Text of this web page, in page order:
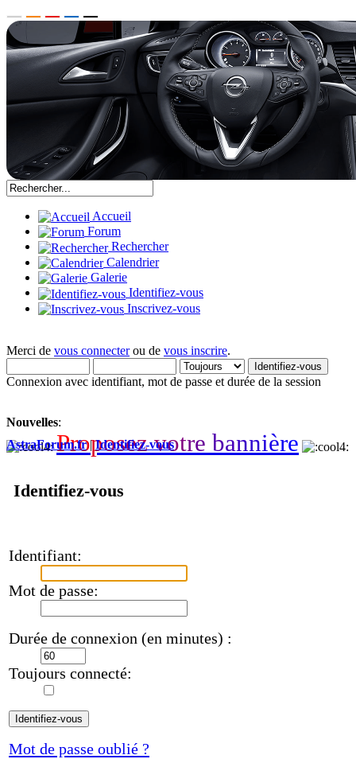
Accueil
Forum
Rechercher
Calendrier
Galerie
Identifiez-vous
Inscrivez-vous
Merci de vous connecterou de vous inscrire.
Connexion avec identifiant, mot de passe et durée de la session
Nouvelles:
Proposez votre bannière
AstraForum.fr|Identifiez-vous
Identifiez-vous
Identifiant:
Mot de passe:
Durée de connexion (en minutes) :
Toujours connecté:
Mot de passe oublié ?